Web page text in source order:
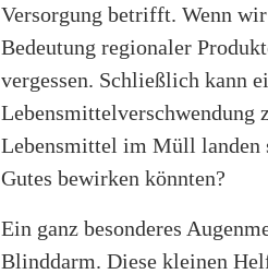
Versorgung betrifft. Wenn
Bedeutung regionaler
vergessen. Schließlich kann
Lebensmittelverschwendung
Lebensmittel im Müll landen
Gutes bewirken könnten?
Ein ganz besonderes
Blinddarm. Diese kleinen